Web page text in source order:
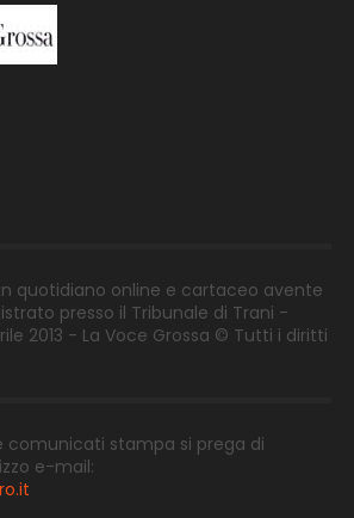
quotidiano online e cartaceo avente
presso il Tribunale di Trani -
2013 - La Voce Grossa © Tutti i diritti
comunicati stampa si prega di
e-mail: